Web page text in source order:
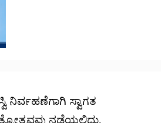
ನಿರ್ವಹಣೆಗಾಗಿ ಸ್ವಾಗತ
ನಡೆಯಲಿದ್ದು,